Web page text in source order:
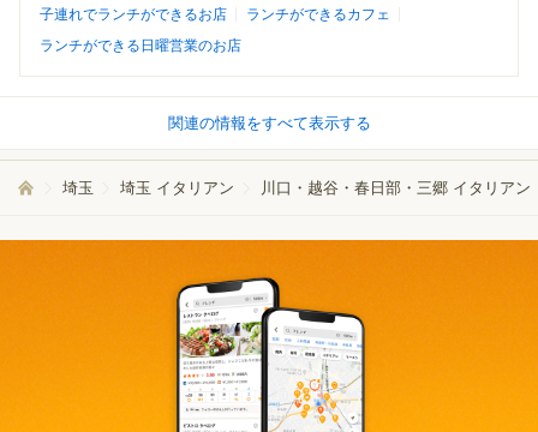
子連れでランチができるお店
ランチができるカフェ
ランチができる日曜営業のお店
関連の情報をすべて表示する
埼玉 埼玉 イタリアン 川口・越谷・春日部・三郷 イタリアン